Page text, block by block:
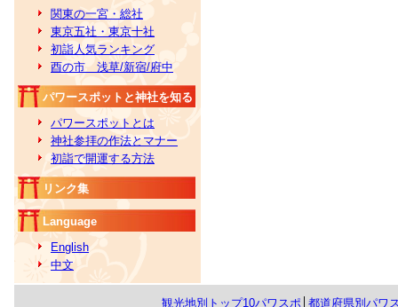
関東の一宮・総社
東京五社・東京十社
初詣人気ランキング
酉の市 浅草/新宿/府中
パワースポットと神社を知る
パワースポットとは
神社参拝の作法とマナー
初詣で開運する方法
リンク集
Language
English
中文
観光地別トップ10パワスポ 都道府県別パワ